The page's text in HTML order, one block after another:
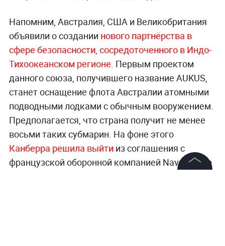
Напомним, Австралия, США и Великобритания
объявили о создании нового партнёрства в
сфере безопасности, сосредоточенного в Индо-
Тихоокеанском регионе. Первым проектом
данного союза, получившего название AUKUS,
станет оснащение флота Австралии атомными
подводными лодками с обычным вооружением.
Предполагается, что страна получит не менее
восьми таких субмарин. На фоне этого
Канберра решила выйти из соглашения с
французской оборонной компанией Naval Group